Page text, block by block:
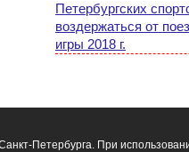
Петербургских
воздержаться от
игры 2018 г.
Петербурга. При